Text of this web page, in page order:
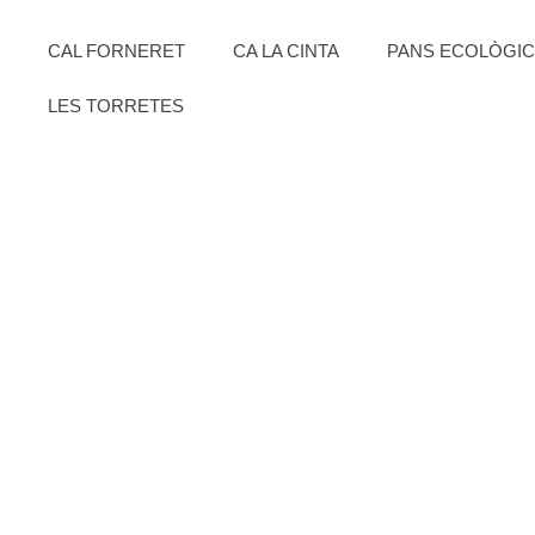
CAL FORNERET CA LA CINTA PANS
LES TORRETES